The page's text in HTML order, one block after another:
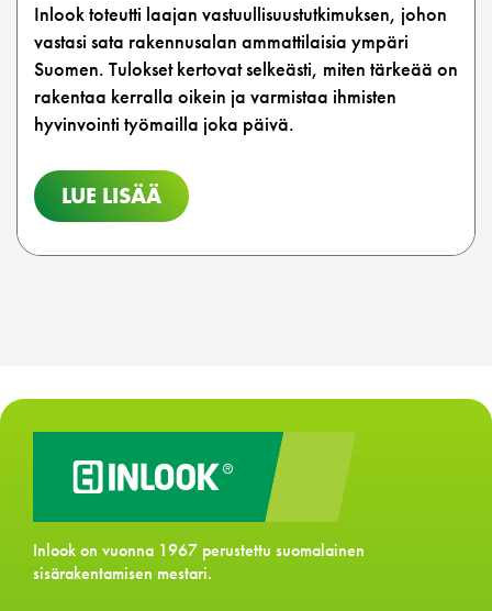
Inlook toteutti laajan vastuullisuustutkimuksen, johon
vastasi sata rakennusalan ammattilaisia ympäri
Suomen. Tulokset kertovat selkeästi, miten tärkeää on
rakentaa kerralla oikein ja varmistaa ihmisten
hyvinvointi työmailla joka päivä.
LUE LISÄÄ
Inlook on vuonna 1967 perustettu suomalainen
sisärakentamisen mestari.